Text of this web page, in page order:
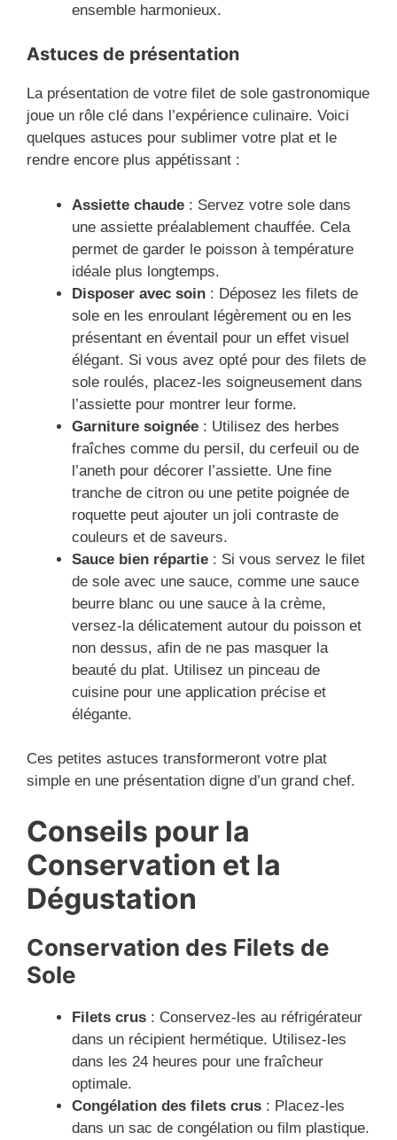
ensemble harmonieux.
Astuces de présentation
La présentation de votre filet de sole gastronomique
joue un rôle clé dans l’expérience culinaire. Voici
quelques astuces pour sublimer votre plat et le
rendre encore plus appétissant :
Assiette chaude : Servez votre sole dans
une assiette préalablement chauffée. Cela
permet de garder le poisson à température
idéale plus longtemps.
Disposer avec soin : Déposez les filets de
sole en les enroulant légèrement ou en les
présentant en éventail pour un effet visuel
élégant. Si vous avez opté pour des filets de
sole roulés, placez-les soigneusement dans
l’assiette pour montrer leur forme.
Garniture soignée : Utilisez des herbes
fraîches comme du persil, du cerfeuil ou de
l’aneth pour décorer l’assiette. Une fine
tranche de citron ou une petite poignée de
roquette peut ajouter un joli contraste de
couleurs et de saveurs.
Sauce bien répartie : Si vous servez le filet
de sole avec une sauce, comme une sauce
beurre blanc ou une sauce à la crème,
versez-la délicatement autour du poisson et
non dessus, afin de ne pas masquer la
beauté du plat. Utilisez un pinceau de
cuisine pour une application précise et
élégante.
Ces petites astuces transformeront votre plat
simple en une présentation digne d’un grand chef.
Conseils pour la
Conservation et la
Dégustation
Conservation des Filets de
Sole
Filets crus : Conservez-les au réfrigérateur
dans un récipient hermétique. Utilisez-les
dans les 24 heures pour une fraîcheur
optimale.
Congélation des filets crus : Placez-les
dans un sac de congélation ou film plastique.